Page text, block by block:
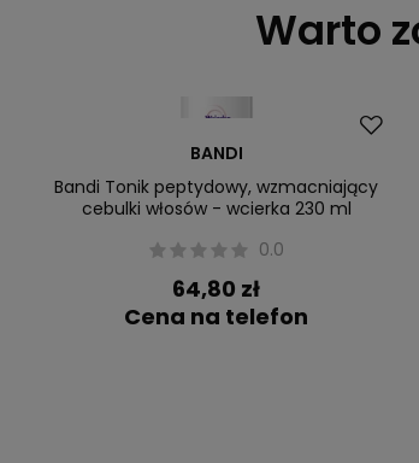
Warto
BANDI
Bandi Tonik peptydowy, wzmacniający
cebulki włosów - wcierka 230 ml
0.0
64,80 zł
Cena na telefon